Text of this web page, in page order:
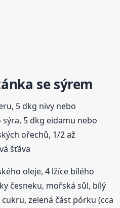
se sýrem
5 dkg nivy nebo
5 dkg eidamu nebo
ořechů, 1/2 až
šťáva
oleje, 4 lžíce bílého
česneku, mořská sůl, bílý
zelená část pórku (cca